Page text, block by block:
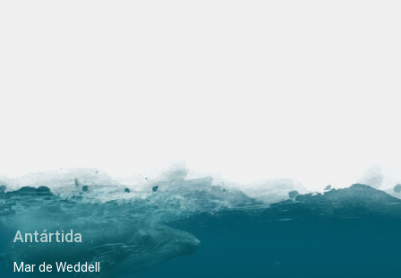
Antártida
Mar de Weddell